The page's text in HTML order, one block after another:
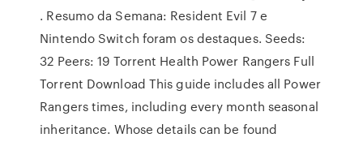
. Resumo da Semana: Resident Evil 7 e
Nintendo Switch foram os destaques. Seeds:
32 Peers: 19 Torrent Health Power Rangers Full
Torrent Download This guide includes all Power
Rangers times, including every month seasonal
inheritance. Whose details can be found